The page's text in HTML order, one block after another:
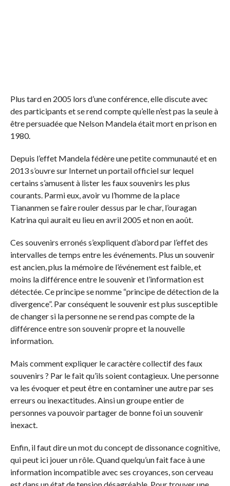
Plus tard en 2005 lors d’une conférence, elle discute avec
des participants et se rend compte qu’elle n’est pas la seule à
être persuadée que Nelson Mandela était mort en prison en
1980.
Depuis l’effet Mandela fédère une petite communauté et en
2013 s’ouvre sur Internet un portail officiel sur lequel
certains s’amusent à lister les faux souvenirs les plus
courants. Parmi eux, avoir vu l’homme de la place
Tiananmen se faire rouler dessus par le char, l’ouragan
Katrina qui aurait eu lieu en avril 2005 et non en août.
Ces souvenirs erronés s’expliquent d’abord par l’effet des
intervalles de temps entre les événements. Plus un souvenir
est ancien, plus la mémoire de l’événement est faible, et
moins la différence entre le souvenir et l’information est
détectée. Ce principe se nomme “principe de détection de la
divergence”. Par conséquent le souvenir est plus susceptible
de changer si la personne ne se rend pas compte de la
différence entre son souvenir propre et la nouvelle
information.
Mais comment expliquer le caractère collectif des faux
souvenirs ? Par le fait qu’ils soient contagieux. Une personne
va les évoquer et peut être en contaminer une autre par ses
erreurs ou inexactitudes. Ainsi un groupe entier de
personnes va pouvoir partager de bonne foi un souvenir
inexact.
Enfin, il faut dire un mot du concept de dissonance cognitive,
qui peut ici jouer un rôle. Quand quelqu’un fait face à une
information incompatible avec ses croyances, son cerveau